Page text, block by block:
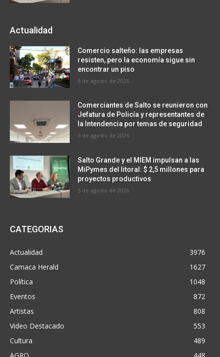
Actualidad
Comercio salteño: las empresas
resisten, pero la economía sigue sin
encontrar un piso
6 de agosto de 2026
Comerciantes de Salto se reunieron con
Jefatura de Policía y representantes de
la Intendencia por temas de seguridad
6 de agosto de 2026
Salto Grande y el MIEM impulsan a las
MiPymes del litoral: $ 2,5 millones para
proyectos productivos
5 de agosto de 2026
CATEGORIAS
Actualidad
3976
Camaca Herald
1627
Política
1048
Eventos
872
Artistas
808
Video Destacado
553
Cultura
489